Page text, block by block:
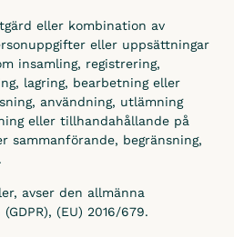
eller kombination av
eller uppsättningar
insamling, registrering,
lagring, bearbetning eller
användning, utlämning
eller tillhandahållande på
sammanförande, begränsning,
avser den allmänna
(EU) 2016/679.